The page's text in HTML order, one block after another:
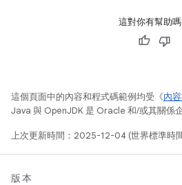
這對你有幫助嗎
這個頁面中的內容和程式碼範例均受《內
Java 與 OpenJDK 是 Oracle 和/或其關係
上次更新時間：2025-12-04 (世界標準時間
版本